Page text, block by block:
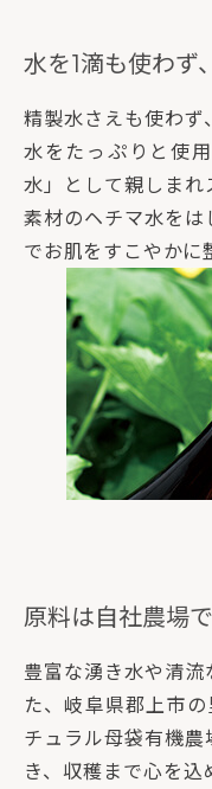
水を1滴も使わず
精製水さえも使わ
水をたっぷりと使
水」として親しま
素材のヘチマ水を
でお肌をすこやかに
原料は自社農場
豊富な湧き水や清
た、岐阜県郡上市
チュラル母袋有機
き、収穫まで心を